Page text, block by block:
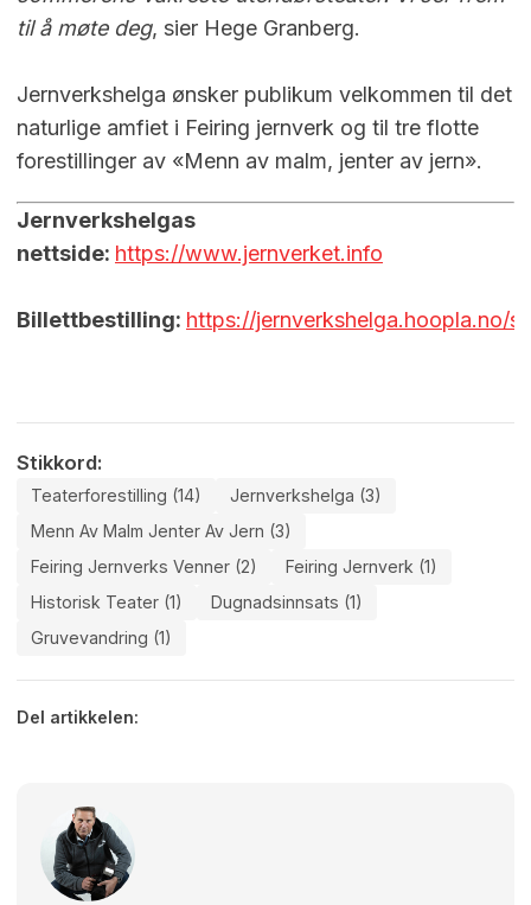
til å møte deg, sier Hege Granberg.
Jernverkshelga ønsker publikum velkommen til det
naturlige amfiet i Feiring jernverk og til tre flotte
forestillinger av «Menn av malm, jenter av jern».
Jernverkshelgas
nettside: https://www.jernverket.info
Billettbestilling: https://jernverkshelga.hoopla.no/
Stikkord:
Teaterforestilling (14)
Jernverkshelga (3)
Menn Av Malm Jenter Av Jern (3)
Feiring Jernverks Venner (2)
Feiring Jernverk (1)
Historisk Teater (1)
Dugnadsinnsats (1)
Gruvevandring (1)
Del artikkelen: